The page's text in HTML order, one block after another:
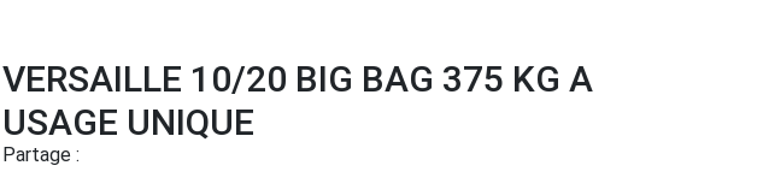
VERSAILLE 10/20 BIG BAG 375 KG A
USAGE UNIQUE
Partage :